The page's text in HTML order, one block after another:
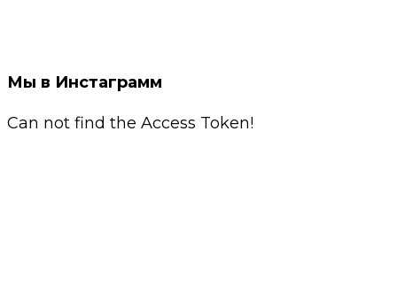
Мы в Инстаграмм
Can not find the Access Token!